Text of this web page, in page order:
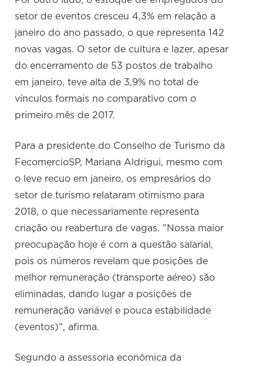
setor de eventos cresceu 4,3% em relação a
janeiro do ano passado, o que representa 142
novas vagas. O setor de cultura e lazer, apesar
do encerramento de 53 postos de trabalho
em janeiro, teve alta de 3,9% no total de
vínculos formais no comparativo com o
primeiro mês de 2017.
Para a presidente do Conselho de Turismo da
FecomercioSP, Mariana Aldrigui, mesmo com
o leve recuo em janeiro, os empresários do
setor de turismo relataram otimismo para
2018, o que necessariamente representa
criação ou reabertura de vagas. "Nossa maior
preocupação hoje é com a questão salarial,
pois os números revelam que posições de
melhor remuneração (transporte aéreo) são
eliminadas, dando lugar a posições de
remuneração variável e pouca estabilidade
(eventos)", afirma.
Segundo a assessoria econômica da